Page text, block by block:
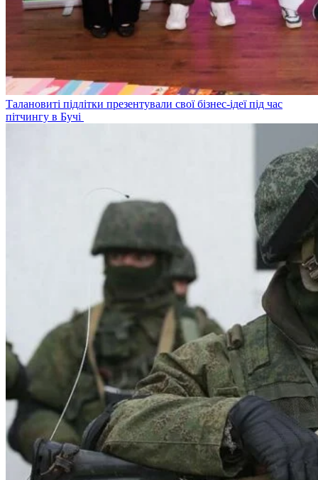
Талановиті підлітки презентували свої бізнес-ідеї під час
пітчингу в Бучі